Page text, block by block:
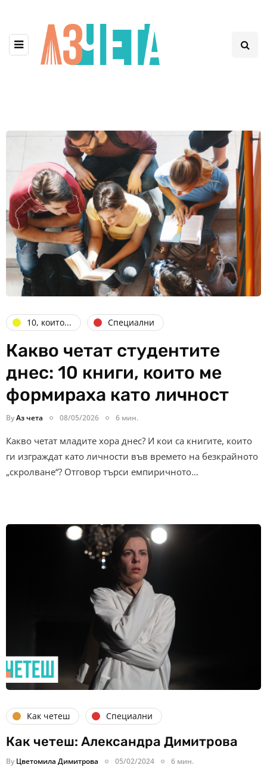
10, които... Специални
Какво четат студентите
днес: 10 книги, които ме
формираха като личност
ByАз чета 08/05/2026 6 мин.
Какво четат младите хора днес? И кои са книгите, които
ги изграждат като личности във времето на безкрайното
„скролване“? Отговор търси емпиричното…
Как четеш Специални
Как четеш: Александра Димитрова
By Цветомила Димитрова 05/02/2024 6 мин.